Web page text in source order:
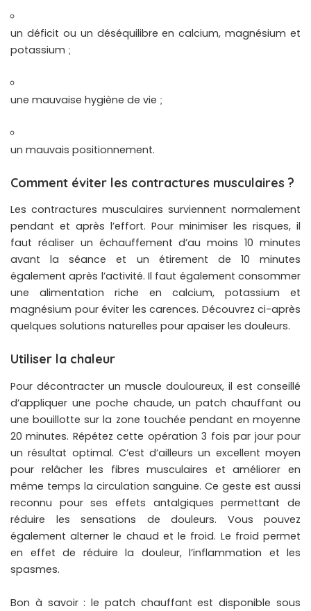
un déficit ou un déséquilibre en calcium, magnésium et
potassium ;
une mauvaise hygiène de vie ;
un mauvais positionnement.
Comment éviter les contractures musculaires ?
Les contractures musculaires surviennent normalement
pendant et après l’effort. Pour minimiser les risques, il
faut réaliser un échauffement d’au moins 10 minutes
avant la séance et un étirement de 10 minutes
également après l’activité. Il faut également consommer
une alimentation riche en calcium, potassium et
magnésium pour éviter les carences. Découvrez ci-après
quelques solutions naturelles pour apaiser les douleurs.
Utiliser la chaleur
Pour décontracter un muscle douloureux, il est conseillé
d’appliquer une poche chaude, un patch chauffant ou
une bouillotte sur la zone touchée pendant en moyenne
20 minutes. Répétez cette opération 3 fois par jour pour
un résultat optimal. C’est d’ailleurs un excellent moyen
pour relâcher les fibres musculaires et améliorer en
même temps la circulation sanguine. Ce geste est aussi
reconnu pour ses effets antalgiques permettant de
réduire les sensations de douleurs. Vous pouvez
également alterner le chaud et le froid. Le froid permet
en effet de réduire la douleur, l’inflammation et les
spasmes.
Bon à savoir : le patch chauffant est disponible sous